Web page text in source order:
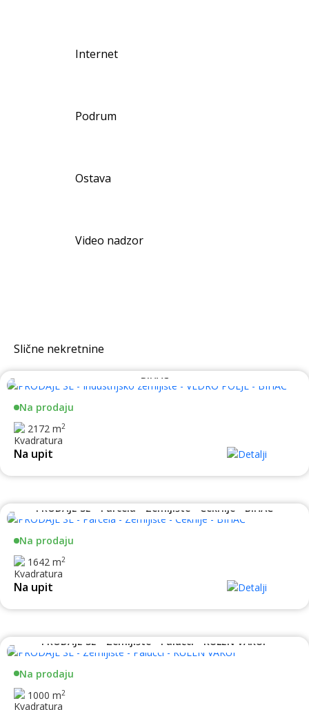
Internet
Podrum
Ostava
Video nadzor
Slične nekretnine
BIHAĆ
Na prodaju
2172 m2
Na upit
PRODAJE SE - Parcela - Zemljište - Čekrlije - BIHAĆ
Na prodaju
1642 m2
Na upit
PRODAJE SE - Zemljište - Palučci - KULEN VAKUF
Na prodaju
1000 m2